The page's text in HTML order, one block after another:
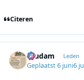
Citeren
ruudam Leden
Geplaatst6 juni6